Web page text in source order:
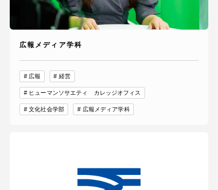
広報メディア学科
広報 経営
ヒューマンソサエティ カレッジオフィス
文化社会学部 広報メディア学科